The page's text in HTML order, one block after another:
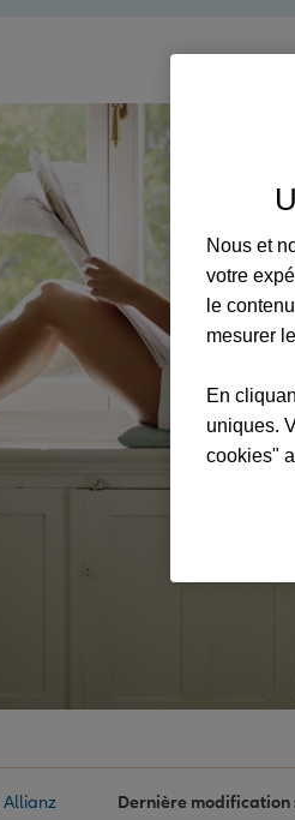
Allianz Dernière modification
Nous et
votre
le
mesurer
En
uniques.
cookies"